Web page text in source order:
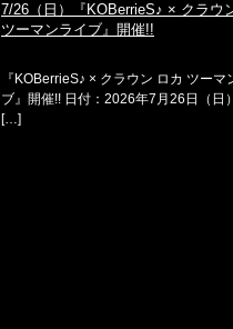
7/26（日）『KOBerrieS♪ × クラウ
ツーマンライブ』開催!!
『KOBerrieS♪ × クラウン ロカ ツーマ
ブ』開催!! 日付：2026年7月26日（日
[…]